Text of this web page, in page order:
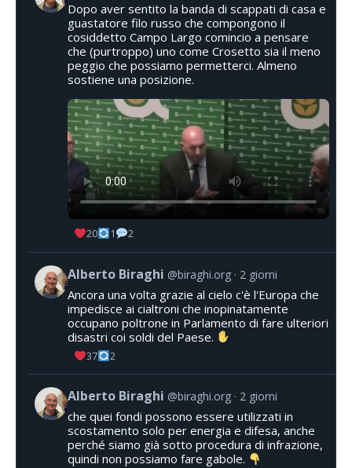
Dopo aver sentito la banda di scappati di casa e
guastatore filo russo che compongono il
cosiddetto Campo Largo comincio a pensare
che (purtroppo) uno come Crosetto sia il meno
peggio che possiamo permetterci. Almeno
sostiene una posizione.
20 1 2
Alberto Biraghi @biraghi.org 2 giorni
Ancora una volta grazie al cielo c'è l'Europa che
impedisce ai cialtroni che inopinatamente
occupano poltrone in Parlamento di fare ulteriori
disastri coi soldi del Paese.
37 2
Alberto Biraghi @biraghi.org 2 giorni
che quei fondi possono essere utilizzati in
scostamento solo per energia e difesa, anche
perché siamo già sotto procedura di infrazione,
quindi non possiamo fare gabole.